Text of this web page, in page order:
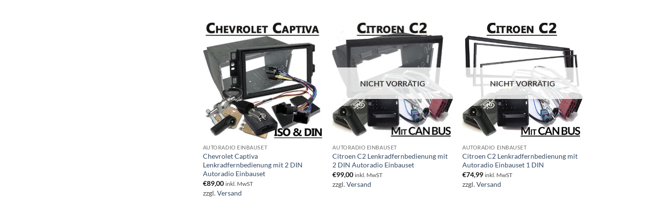
AUTORADIO EINBAUSET
Chevrolet Captiva
Lenkradfernbedienung mit 2 DIN
Autoradio Einbauset
€89,00 inkl. MwST
zzgl.Versand
NICHT VORRÄTIG
AUTORADIO EINBAUSET
Citroen C2 Lenkradfernbedienung mit
2 DIN Autoradio Einbauset
€99,00 inkl. MwST
zzgl.Versand
NICHT VORRÄTIG
AUTORADIO EINBAUSET
Citroen C2 Lenkradfernbedienung mit
Autoradio Einbauset 1 DIN
€74,99 inkl. MwST
zzgl.Versand